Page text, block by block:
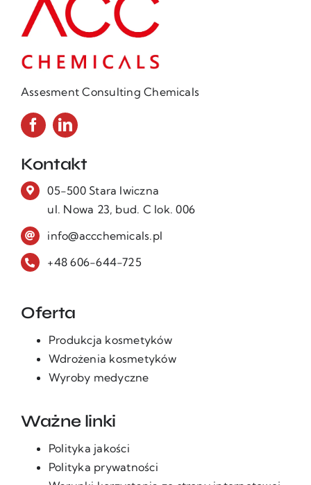
Assesment Consulting Chemicals
Oferta
Produkcja kosmetyków
Wdrożenia kosmetyków
Wyroby medyczne
Ważne linki
Polityka jakości
Polityka prywatności
Kontakt
05-500 Stara Iwiczna
ul. Nowa 23, bud. C lok. 006
info@accchemicals.pl
+48 606-644-725